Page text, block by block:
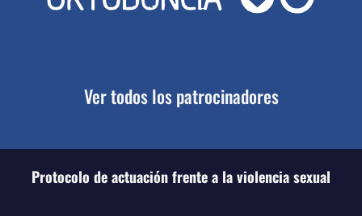
Ver todos los patrocinadores
Protocolo de actuación frente a la violencia sexual